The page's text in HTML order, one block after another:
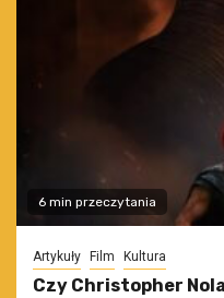
6 min przeczytania
Artykuły Film Kultura
Czy Christopher